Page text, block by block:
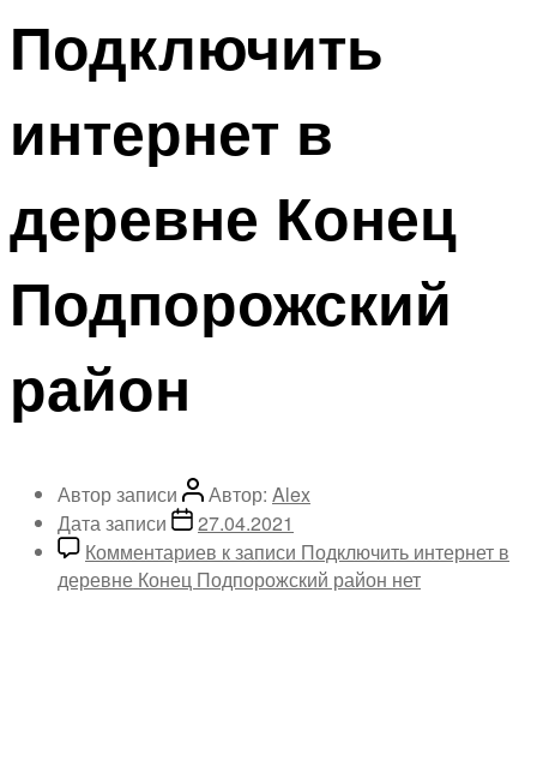
Подключить
интернет в
деревне Конец
Подпорожский
район
Автор записи Автор: Alex
Дата записи
27.04.2021
Комментариев к записи Подключить интернет в
деревне Конец Подпорожский район нет